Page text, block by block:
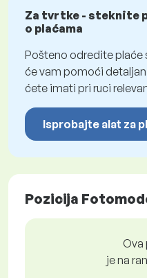
Za tvrtke - steknite
o plaćama
Pošteno odredite plaće
će vam pomoći
ćete imati pri ruci
Isprobajte alat za
Pozicija
Ova
je na